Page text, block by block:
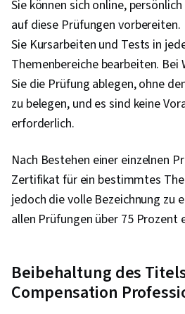
Sie können sich online,
auf diese Prüfungen
Sie Kursarbeiten und Tests in
Themenbereiche bearbeiten. Bei
Sie die Prüfung ablegen, ohne
zu belegen, und es sind keine
erforderlich.
Nach Bestehen einer einzelnen
Zertifikat für ein bestimmtes
jedoch die volle Bezeichnung zu
allen Prüfungen über 75 Prozent
Beibehaltung des
Compensation